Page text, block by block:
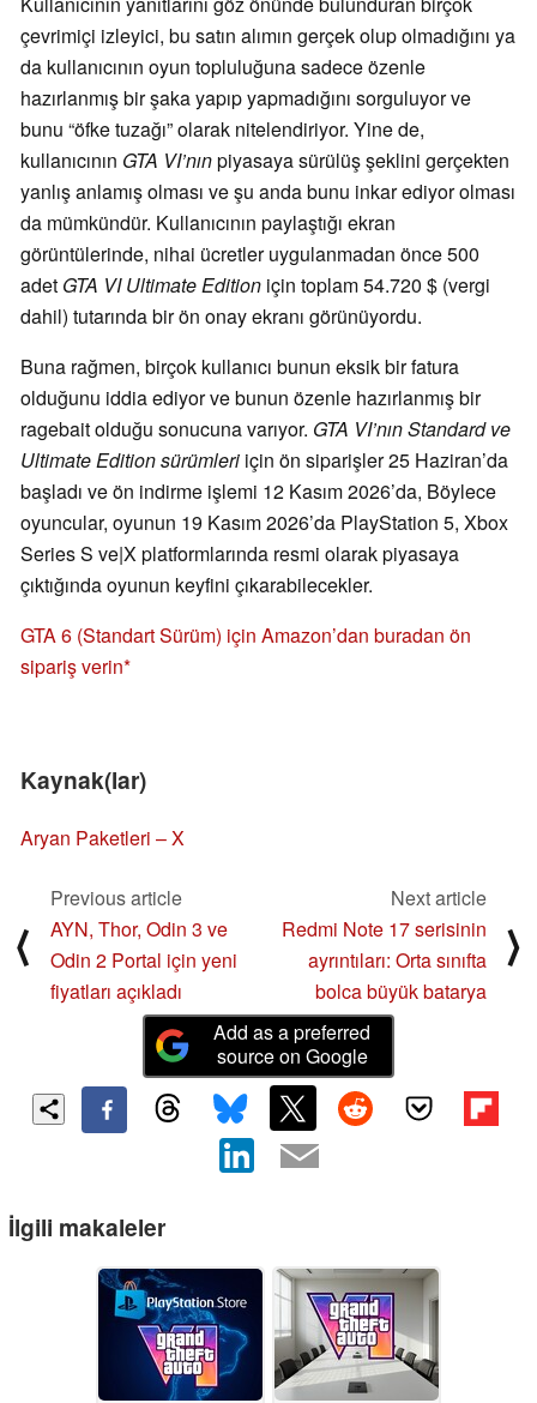
çevrimiçi izleyici, bu satın alımın gerçek olup olmadığını ya
da kullanıcının oyun topluluğuna sadece özenle
hazırlanmış bir şaka yapıp yapmadığını sorguluyor ve
bunu “öfke tuzağı” olarak nitelendiriyor. Yine de,
kullanıcının GTA VI’nınpiyasaya sürülüş şeklini gerçekten
yanlış anlamış olması ve şu anda bunu inkar ediyor olması
da mümkündür. Kullanıcının paylaştığı ekran
görüntülerinde, nihai ücretler uygulanmadan önce 500
adet GTA VI Ultimate Edition için toplam 54.720 $ (vergi
dahil) tutarında bir ön onay ekranı görünüyordu.
Buna rağmen, birçok kullanıcı bunun eksik bir fatura
olduğunu iddia ediyor ve bunun özenle hazırlanmış bir
ragebait olduğu sonucuna varıyor. GTA VI’nın Standard ve
Ultimate Edition sürümleri için ön siparişler 25 Haziran’da
başladı ve ön indirme işlemi 12 Kasım 2026’da, Böylece
oyuncular, oyunun 19 Kasım 2026’da PlayStation 5, Xbox
Series S ve|X platformlarında resmi olarak piyasaya
çıktığında oyunun keyfini çıkarabilecekler.
GTA 6 (Standart Sürüm) için Amazon’dan buradan ön
sipariş verin
Kaynak(lar)
Aryan Paketleri – X
⟨
Previous article
AYN, Thor, Odin 3 ve
Odin 2 Portal için yeni
fiyatları açıkladı
Next article
Redmi Note 17 serisinin
ayrıntıları: Orta sınıfta
bolca büyük batarya
⟩
Add as a preferred
source on Google
İlgili makaleler